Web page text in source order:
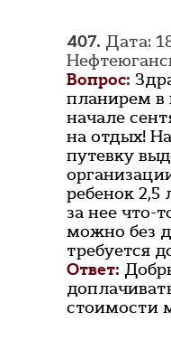
407. Дата:
Вопрос:
планирем в
начале
на отдых!
путевку
ребенок 2,5
за нее что-
можно без
требуется
Ответ:
стоимости